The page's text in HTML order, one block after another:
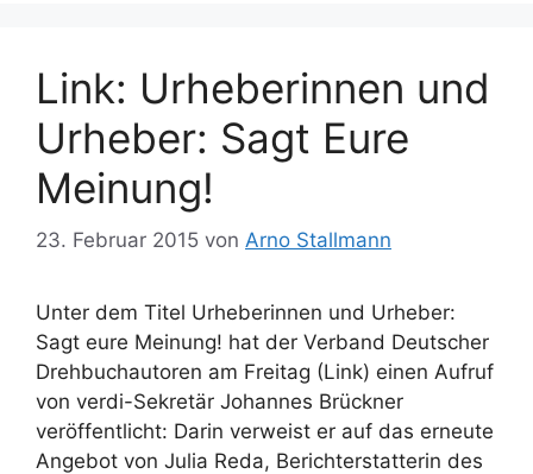
Link: Urheberinnen und
Urheber: Sagt Eure
Meinung!
23. Februar 2015 von Arno Stallmann
Unter dem Titel Urheberinnen und Urheber:
Sagt eure Meinung! hat der Verband Deutscher
Drehbuchautoren am Freitag (Link) einen Aufruf
von verdi-Sekretär Johannes Brückner
veröffentlicht: Darin verweist er auf das erneute
Angebot von Julia Reda, Berichterstatterin des